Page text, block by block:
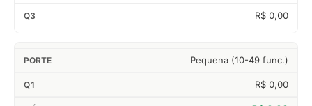
R$ 0,00
Pequena (10-49 func.)
R$ 0,00